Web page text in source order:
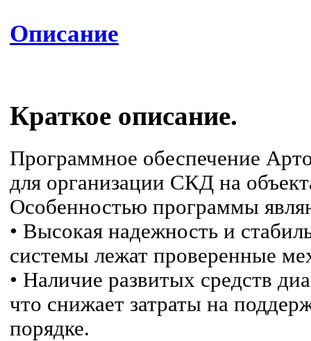
Описание
Краткое описание.
Программное обеспечение
для организации СКД на
Особенностью программы
• Высокая надежность и
системы лежат проверенные
• Наличие развитых средств
что снижает затраты на
порядке.